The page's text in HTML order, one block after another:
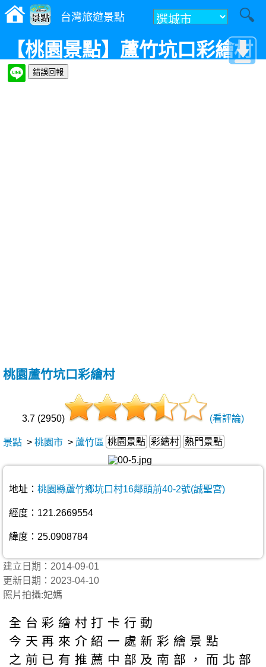
台灣旅遊景點
【桃園景點】蘆竹坑口彩繪村
桃園蘆竹坑口彩繪村
3.7 (2950) (看評論)
景點 > 桃園市 > 蘆竹區 桃園景點 彩繪村 熱門景點
地址： 桃園縣蘆竹鄉坑口村16鄰頭前40-2號(誠聖宮)
經度：121.2669554
緯度：25.0908784
建立日期：2014-09-01
更新日期：2023-04-10
照片拍攝:妃媽
全台彩繪村打卡行動
今天再來介紹一處新彩繪景點
之前已有推薦中部及南部，而北部